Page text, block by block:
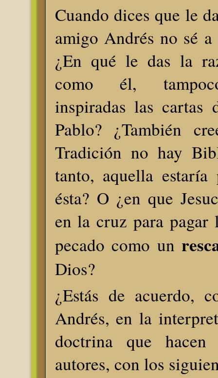
Cuando dices que le
amigo Andrés no sé
¿En qué le das la
como él,
inspiradas las cartas
Pablo? ¿También
Tradición no hay
tanto, aquella
ésta? O ¿en que
en la cruz para pagar
pecado como un
Dios?
¿Estás de acuerdo,
Andrés, en la
doctrina que hacen
autores, con los